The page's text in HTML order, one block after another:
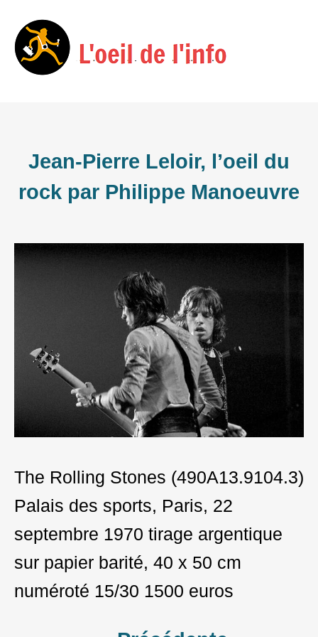
Skip
to
Jean-Pierre Leloir, l’oeil du
rock par Philippe Manoeuvre
The Rolling Stones (490A13.9104.3)
Palais des sports, Paris, 22
septembre 1970 tirage argentique
sur papier barité, 40 x 50 cm
numéroté 15/30 1500 euros